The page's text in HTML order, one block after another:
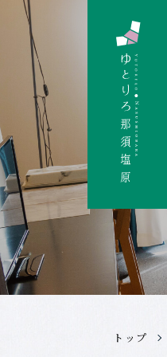
トップ